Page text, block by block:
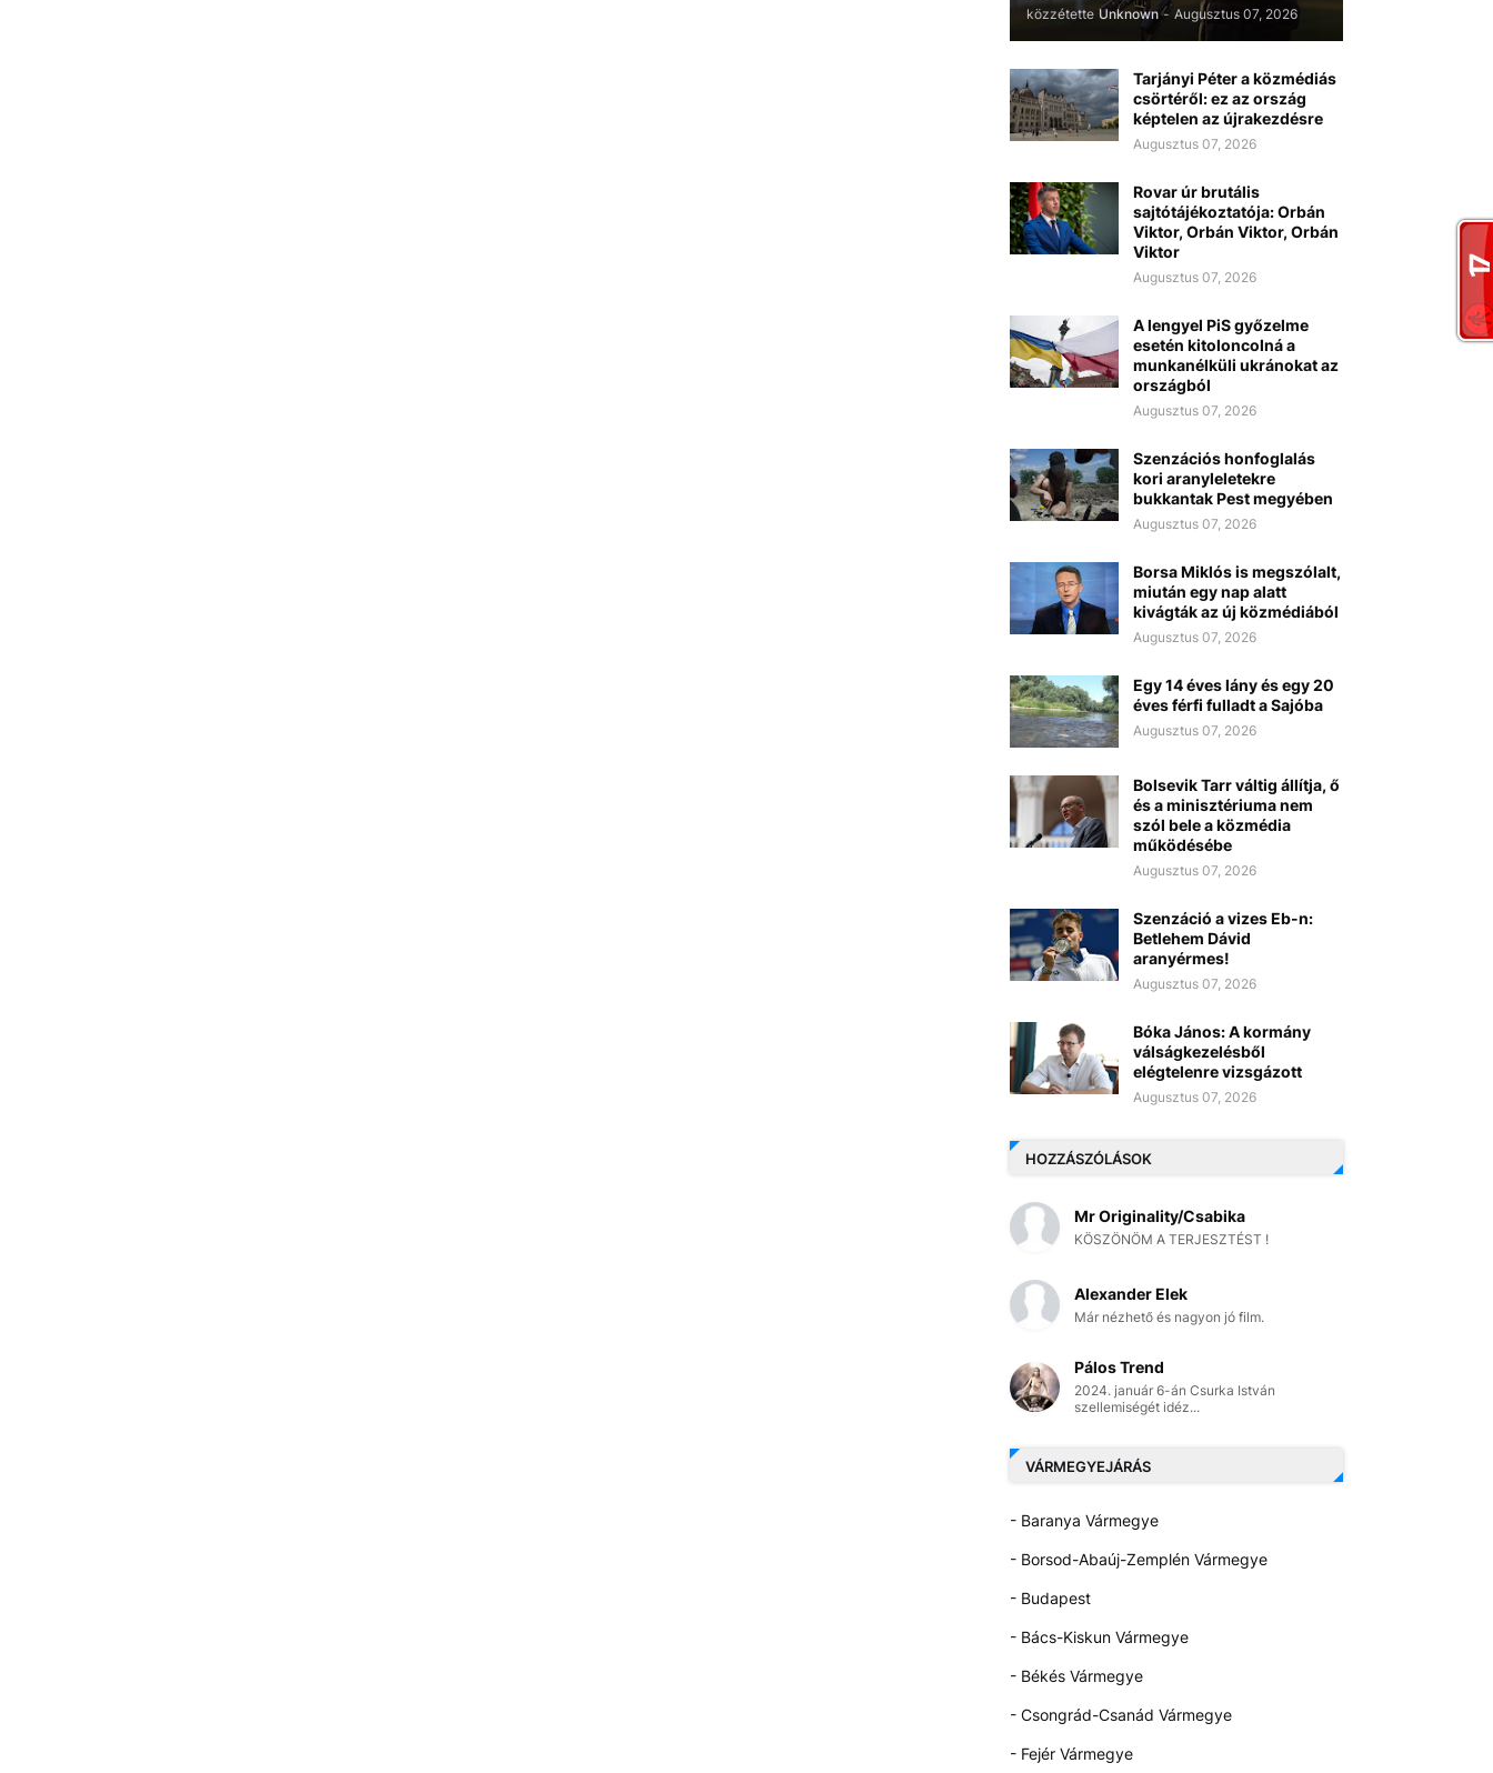
közzétette Unknown - Augusztus 07, 2026
Tarjányi Péter a közmédiás
csörtéről: ez az ország
képtelen az újrakezdésre
Augusztus 07, 2026
Rovar úr brutális
sajtótájékoztatója: Orbán
Viktor, Orbán Viktor, Orbán
Viktor
Augusztus 07, 2026
A lengyel PiS győzelme
esetén kitoloncolná a
munkanélküli ukránokat az
országból
Augusztus 07, 2026
Szenzációs honfoglalás
kori aranyleletekre
bukkantak Pest megyében
Augusztus 07, 2026
Borsa Miklós is megszólalt,
miután egy nap alatt
kivágták az új közmédiából
Augusztus 07, 2026
Egy 14 éves lány és egy 20
éves férfi fulladt a Sajóba
Augusztus 07, 2026
Bolsevik Tarr váltig állítja, ő
és a minisztériuma nem
szól bele a közmédia
működésébe
Augusztus 07, 2026
Szenzáció a vizes Eb-n:
Betlehem Dávid
aranyérmes!
Augusztus 07, 2026
Bóka János: A kormány
válságkezelésből
elégtelenre vizsgázott
Augusztus 07, 2026
HOZZÁSZÓLÁSOK
Mr Originality/Csabika
KÖSZÖNÖM A TERJESZTÉST !
Alexander Elek
Már nézhető és nagyon jó film.
Pálos Trend
2024. január 6-án Csurka István
szellemiségét idéz...
VÁRMEGYEJÁRÁS
- Baranya Vármegye
- Borsod-Abaúj-Zemplén Vármegye
- Budapest
- Bács-Kiskun Vármegye
- Békés Vármegye
- Csongrád-Csanád Vármegye
- Fejér Vármegye